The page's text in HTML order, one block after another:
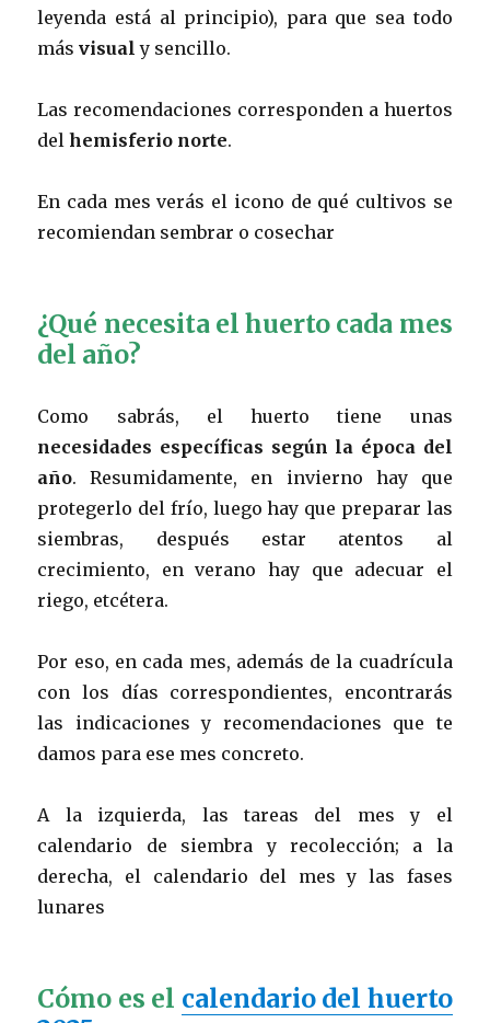
leyenda está al principio), para que sea todo
másvisual y sencillo.
Las recomendaciones corresponden a huertos
delhemisferio norte.
En cada mes verás el icono de qué cultivos se
recomiendan sembrar o cosechar
¿Qué necesita el huerto cada mes
del año?
Como sabrás, el huerto tiene unas
necesidades específicas según la época del
año. Resumidamente, en invierno hay que
protegerlo del frío, luego hay que preparar las
siembras, después estar atentos al
crecimiento, en verano hay que adecuar el
riego, etcétera.
Por eso, en cada mes, además de la cuadrícula
con los días correspondientes, encontrarás
las indicaciones y recomendaciones que te
damos para ese mes concreto.
A la izquierda, las tareas del mes y el
calendario de siembra y recolección; a la
derecha, el calendario del mes y las fases
lunares
Cómo es el calendario del huerto